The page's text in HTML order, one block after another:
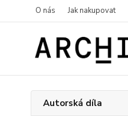
O nás Jak nakupovat
Autorská díla